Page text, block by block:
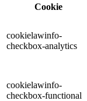
Cookie
cookielawinfo-
checkbox-analytics
cookielawinfo-
checkbox-functional